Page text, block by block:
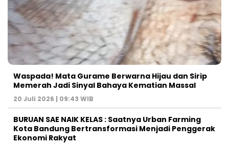
Waspada! Mata Gurame Berwarna Hijau dan Sirip
Memerah Jadi Sinyal Bahaya Kematian Massal
20 Juli 2026 | 09:43 WIB
BURUAN SAE NAIK KELAS : Saatnya Urban Farming
Kota Bandung Bertransformasi Menjadi Penggerak
Ekonomi Rakyat